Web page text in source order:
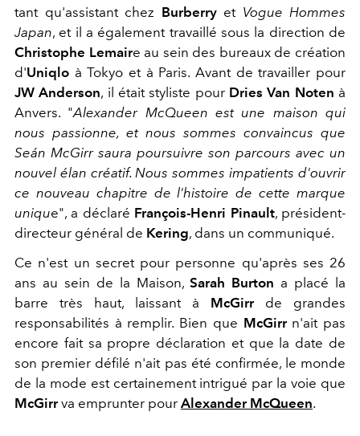
tant qu'assistant chez Burberryet Vogue Hommes
Japan, et il a également travaillé sous la direction de
Christophe Lemaire au sein des bureaux de création
d'Uniqlo à Tokyo et à Paris. Avant de travailler pour
JW Anderson, il était styliste pour Dries Van Noten à
Anvers. "Alexander McQueen est une maison qui
nous passionne, et nous sommes convaincus que
Seán McGirr saura poursuivre son parcours avec un
nouvel élan créatif. Nous sommes impatients d'ouvrir
ce nouveau chapitre de l'histoire de cette marque
unique", a déclaré François-Henri Pinault, président-
directeur général de Kering, dans un communiqué.
Ce n'est un secret pour personne qu'après ses 26
ans au sein de la Maison,Sarah Burton a placé la
barre très haut, laissant à McGirrde grandes
responsabilités à remplir. Bien que McGirrn'ait pas
encore fait sa propre déclaration et que la date de
son premier défilé n'ait pas été confirmée, le monde
de la mode est certainement intrigué par la voie que
McGirrva emprunter pour Alexander McQueen.